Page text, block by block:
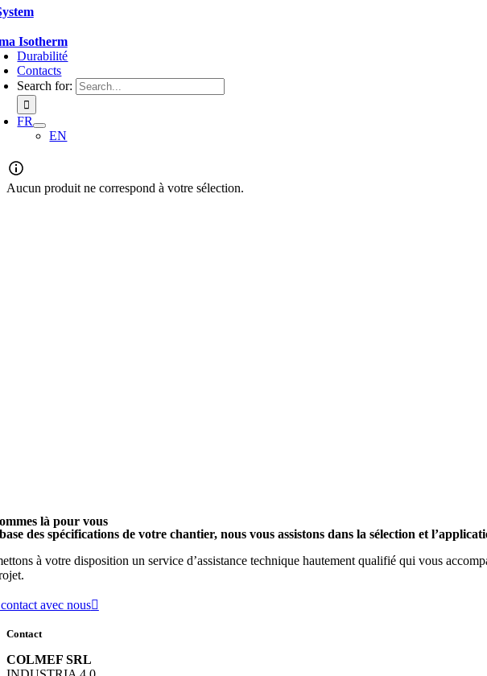
Isotherm
Durabilité
Contacts
Search for:
FR
EN
Aucun produit ne correspond à votre sélection.
là pour vous
des spécifications de votre chantier, nous vous assistons dans la sélection et
à votre disposition un service d’assistance technique hautement qualifié qui vous
avec nous
Contact
COLMEF SRL